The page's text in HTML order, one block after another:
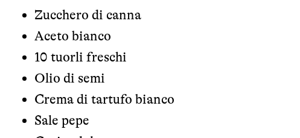
Zucchero di canna
Aceto bianco
10 tuorli freschi
Olio di semi
Crema di tartufo bianco
Sale pepe